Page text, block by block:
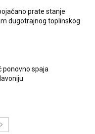
prate stanje
dugotrajnog toplinskog
ponovno spaja